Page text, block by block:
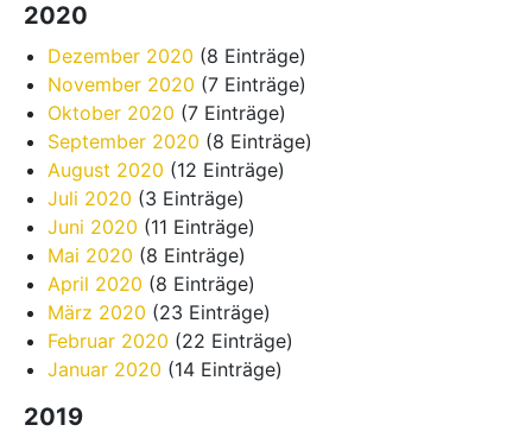
2020
Dezember 2020 (8 Einträge)
November 2020 (7 Einträge)
Oktober 2020 (7 Einträge)
September 2020 (8 Einträge)
August 2020 (12 Einträge)
Juli 2020 (3 Einträge)
Juni 2020 (11 Einträge)
Mai 2020 (8 Einträge)
April 2020 (8 Einträge)
März 2020 (23 Einträge)
Februar 2020 (22 Einträge)
Januar 2020 (14 Einträge)
2019